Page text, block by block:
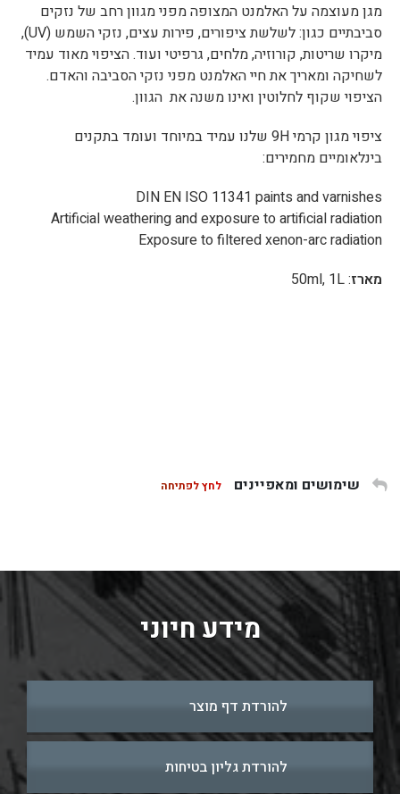
מגן מעוצמה על האלמנט המצופה מפני מגוון רחב של נזקים
סביבתיים כגון: לשלשת ציפורים, פירות עצים, נזקי השמש (UV),
מיקרו שריטות, קורוזיה, מלחים, גרפיטי ועוד. הציפוי מאוד עמיד
לשחיקה ומאריך את חיי האלמנט מפני נזקי הסביבה והאדם.
הציפוי שקוף לחלוטין ואינו משנה את הגוון.
ציפוי מגון קרמי 9H שלנו עמיד במיוחד ועומד בתקנים
בינלאומיים מחמירים:
DIN EN ISO 11341 paints and varnishes
Artificial weathering and exposure to artificial radiation
Exposure to filtered xenon-arc radiation
מארז: 50ml, 1L
שימושים ומאפיינים לחץ לפתיחה
מידע חיוני
להורדת דף מוצר
להורדת גליון בטיחות